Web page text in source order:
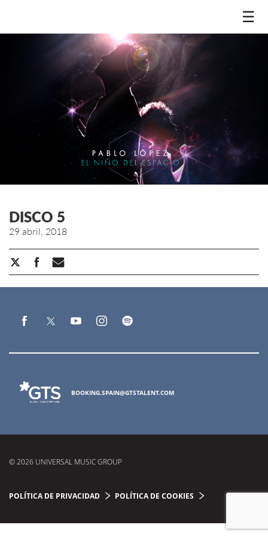
☰
DISCO 5
29 abril, 2018
BOOKING.SPAIN@GTSTALENT.COM
© 2026 UNIVERSAL MUSIC GROUP
POLÍTICA DE PRIVACIDAD POLÍTICA DE COOKIES